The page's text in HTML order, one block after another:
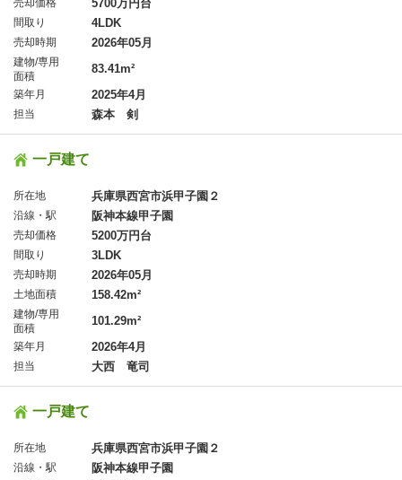
売却価格 5700万円台
間取り 4LDK
売却時期 2026年05月
建物/専用
面積
83.41m²
築年月 2025年4月
担当 森本 剣
一戸建て
所在地 兵庫県西宮市浜甲子園２
沿線・駅 阪神本線甲子園
売却価格 5200万円台
間取り 3LDK
売却時期 2026年05月
土地面積 158.42m²
建物/専用
面積
101.29m²
築年月 2026年4月
担当 大西 竜司
一戸建て
所在地 兵庫県西宮市浜甲子園２
沿線・駅 阪神本線甲子園